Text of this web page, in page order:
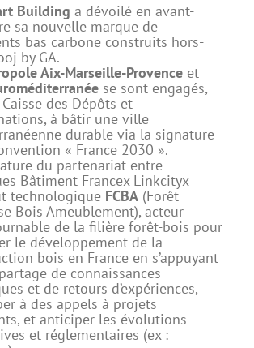
Building a dévoilé en avant-
sa nouvelle marque de
bas carbone construits hors-
by GA.
Aix-Marseille-Provence et
se sont engagés,
des Dépôts et
à bâtir une ville
durable via la signature
« France 2030 ».
du partenariat entre
Bâtiment Francex Linkcityx
technologique FCBA (Forêt
Bois Ameublement), acteur
de la filière forêt-bois pour
le développement de la
bois en France en s’appuyant
de connaissances
et de retours d’expériences,
à des appels à projets
et anticiper les évolutions
et réglementaires (ex :